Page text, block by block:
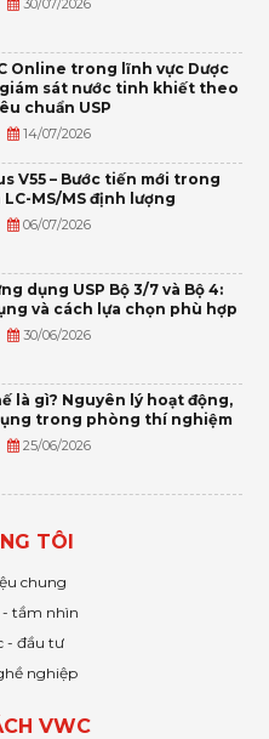
Online trong lĩnh vực Dược
giám sát nước tinh khiết theo
chuẩn USP
14/07/2026
V55 – Bước tiến mới trong
MS/MS định lượng
06/07/2026
dụng USP Bộ 3/7 và Bộ 4:
và cách lựa chọn phù hợp
30/06/2026
là gì? Nguyên lý hoạt động,
trong phòng thí nghiệm
25/06/2026
TÔI
chung
- tầm nhìn
- đầu tư
nghiệp
VWC